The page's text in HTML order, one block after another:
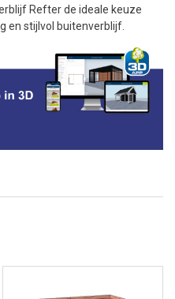
Refter de ideale keuze
en stijlvol buitenverblijf.